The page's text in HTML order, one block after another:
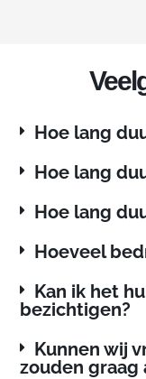
Hoe lang
Hoe lang
Hoe lang
Hoeveel
Kan ik het
bezichtigen?
Kunnen wij
zouden graag